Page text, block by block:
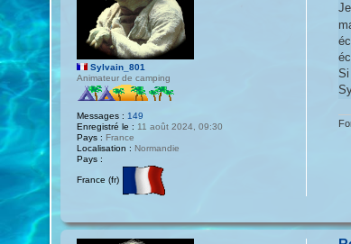
Sylvain_801
Animateur de camping
Messages : 149
Enregistré le : 11 août 2024, 09:30
Pays : France
Localisation : Normandie
Pays :
France (fr)
a